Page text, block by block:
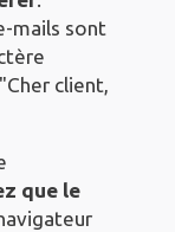
mails sont
client,
que le